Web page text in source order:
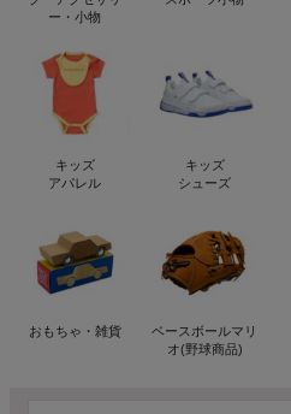
ー・小物
キッズ
アパレル
キッズ
シューズ
おもちゃ・雑貨
ベースボールマリ
オ(野球商品)